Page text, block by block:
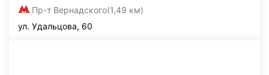
Пр-т Вернадского(1,49 км)
ул. Удальцова, 60